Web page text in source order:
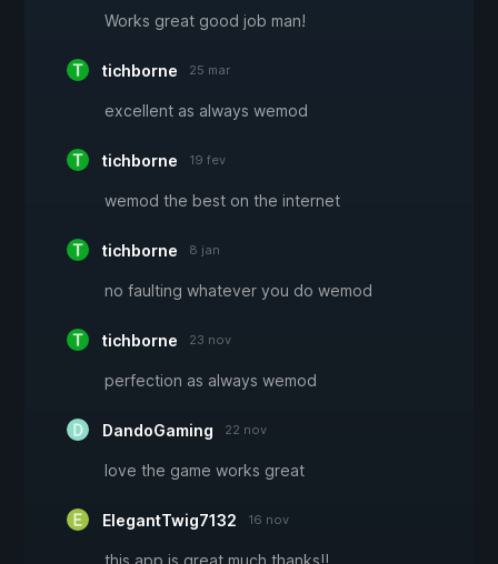
Works great good job man!
tichborne 25 mar
excellent as always wemod
tichborne 19 fev
wemod the best on the internet
tichborne 8 jan
no faulting whatever you do wemod
tichborne 23 nov
perfection as always wemod
DandoGaming 22 nov
love the game works great
ElegantTwig7132 16 nov